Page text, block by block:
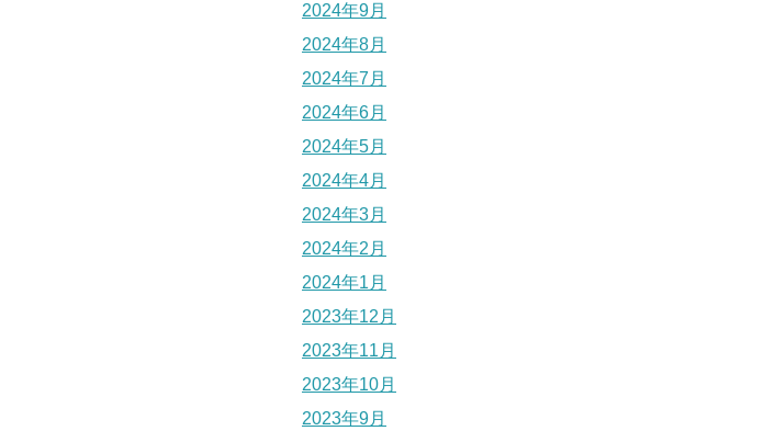
2024年9月
2024年8月
2024年7月
2024年6月
2024年5月
2024年4月
2024年3月
2024年2月
2024年1月
2023年12月
2023年11月
2023年10月
2023年9月